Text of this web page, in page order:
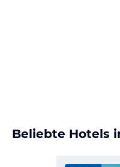
Beliebte Hotels